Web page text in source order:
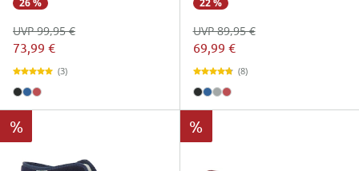
26 %
73,99 €
UVP 99,95 €
(3)
22 %
69,99 €
UVP 89,95 €
(8)
% %